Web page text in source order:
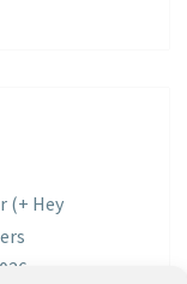
(+ Hey